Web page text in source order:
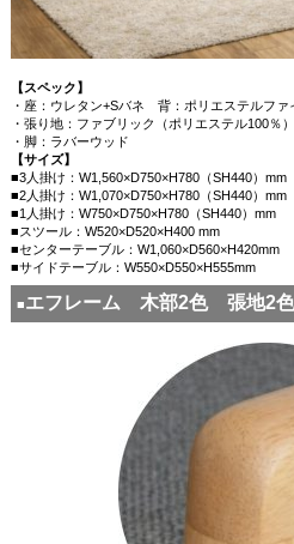
【スペック】
・座：ウレタン+Sバネ 背：ポリエステルファ
・張り地：ファブリック（ポリエステル100％）
・脚：ラバーウッド
【サイズ】
■3人掛け：W1,560×D750×H780（SH440）mm
■2人掛け：W1,070×D750×H780（SH440）mm
■1人掛け：W750×D750×H780（SH440）mm
■スツール：W520×D520×H400 mm
■センターテーブル：W1,060×D560×H420mm
■サイドテーブル：W550×D550×H555mm
■エフレーム 木部2色 張地2色